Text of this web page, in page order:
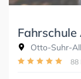
Otto-Suhr-
88